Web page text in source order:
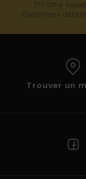
(*) Offre
Conditions
Trouver un